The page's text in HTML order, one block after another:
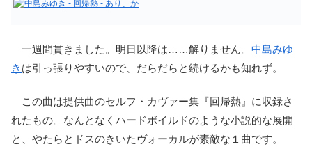
一週間貫きました。明日以降は……解りません。 中島みゆ
き は引っ張りやすいので、だらだらと続けるかも知れず。
この曲は提供曲のセルフ・カヴァー集『回帰熱』に収録さ
れたもの。なんとなくハードボイルドのような小説的な展開
と、やたらとドスのきいたヴォーカルが素敵な１曲です。